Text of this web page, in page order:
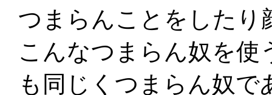
つまらんことをしたり
こんなつまらん奴を使
も同じくつまらん奴で